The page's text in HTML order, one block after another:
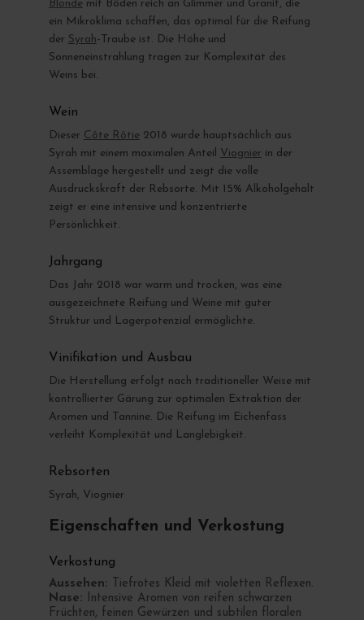
Blonde mit Böden reich an Glimmer und Granit, die
ein Mikroklima schaffen, das optimal für die Reifung
der Syrah-Traube ist. Die Höhe und
Sonneneinstrahlung tragen zur Komplexität des
Weins bei.
Wein
Dieser Côte Rôtie 2018 wurde hauptsächlich aus
Syrah mit einem maximalen Anteil Viognier in der
Assemblage hergestellt und zeigt die volle
Ausdruckskraft der Rebsorte. Mit 15% Alkoholgehalt
zeigt er eine intensive und konzentrierte
Persönlichkeit.
Jahrgang
Das Jahr 2018 war warm und trocken, was eine
ausgezeichnete Reifung und Weine mit guter
Struktur und Lagerpotenzial ermöglichte.
Vinifikation und Ausbau
Die Herstellung erfolgt nach traditioneller Weise mit
kontrollierter Gärung zur optimalen Extraktion der
Aromen und Tannine. Die Reifung im Eichenfass
verleiht Komplexität und Langlebigkeit.
Rebsorten
Syrah, Viognier
Eigenschaften und Verkostung
Verkostung
Aussehen: Tiefrotes Kleid mit violetten Reflexen.
Nase: Intensive Aromen von reifen schwarzen
Früchten, feinen Gewürzen und subtilen floralen